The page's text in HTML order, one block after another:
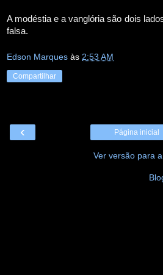
A modéstia e a vanglória são dois
falsa.
Edson Marques às 2:53 AM
Compartilhar
‹ Página inicial
Ver versão para